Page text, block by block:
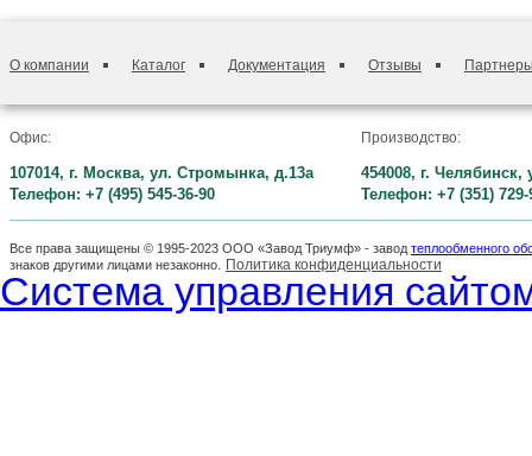
О компании Каталог Документация Отзывы
Офис:
107014, г. Москва, ул. Стромынка, д.13а
Телефон: +7 (495) 545-36-90
Производство:
454008, г.
Телефон: +7 (351) 729-
Все права защищены © 1995-2023 ООО «Завод Триумф» - завод теплообменного
знаков другими лицами незаконно.
Политика конфиденциальности
Система управления